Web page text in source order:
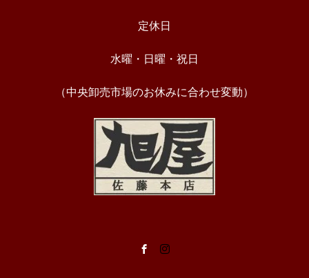
定休日
水曜・日曜・祝日
（中央卸売市場のお休みに合わせ変動）